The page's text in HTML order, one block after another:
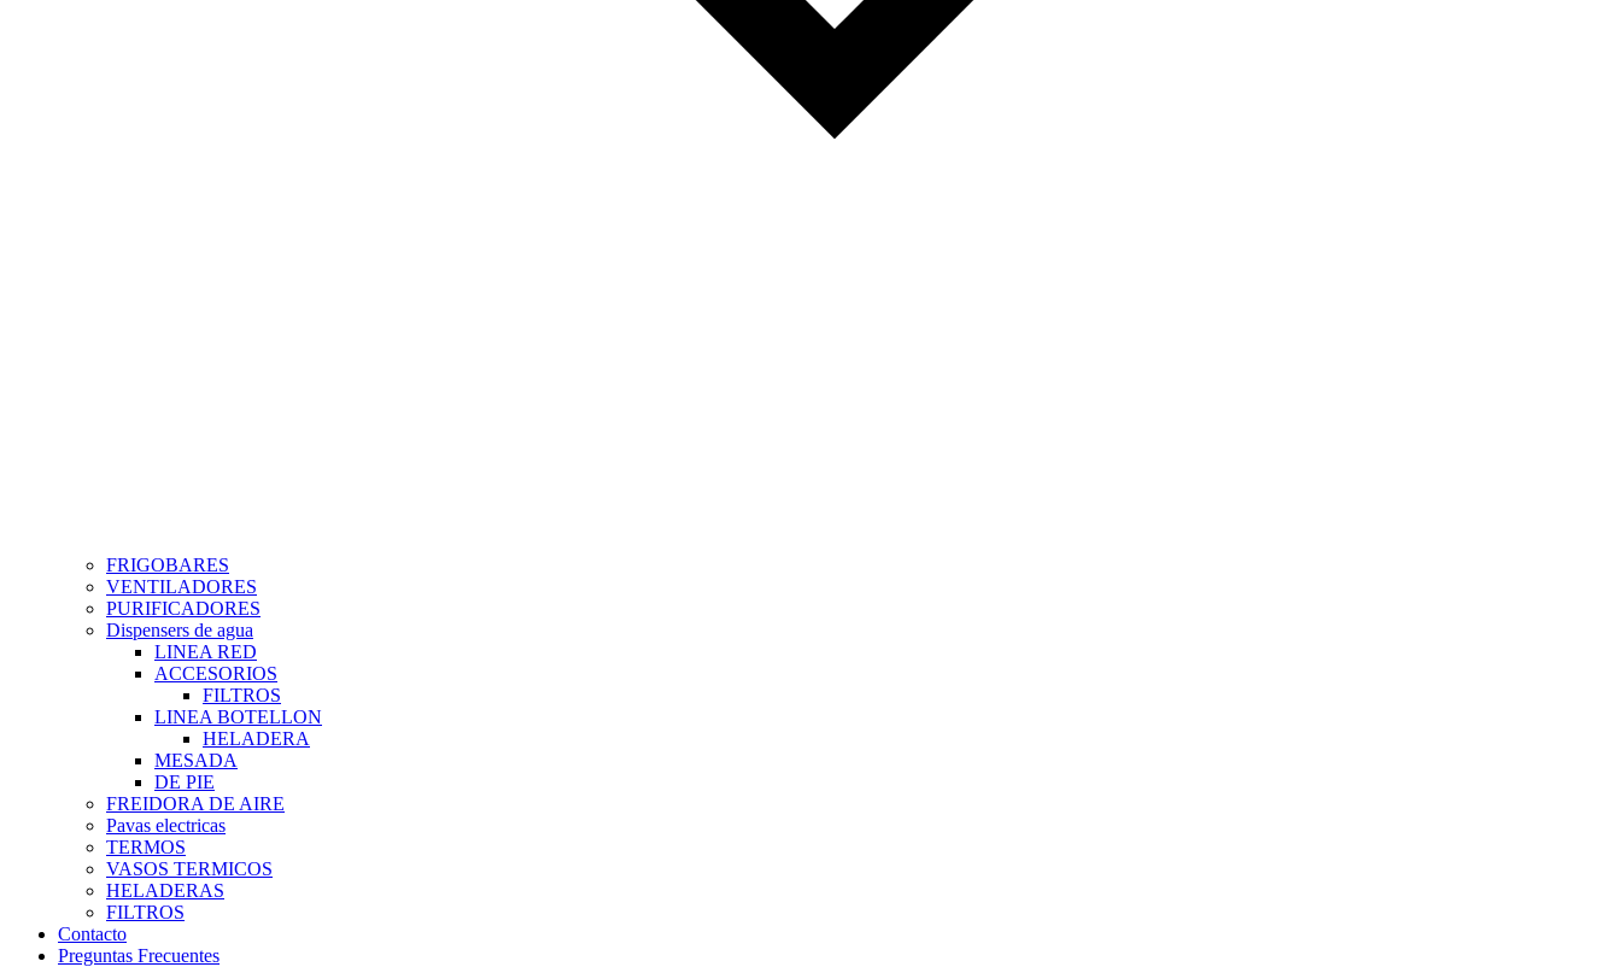
FRIGOBARES
VENTILADORES
PURIFICADORES
Dispensers de agua
LINEA RED
ACCESORIOS
FILTROS
LINEA BOTELLON
HELADERA
MESADA
DE PIE
FREIDORA DE AIRE
Pavas electricas
TERMOS
VASOS TERMICOS
HELADERAS
FILTROS
Contacto
Preguntas Frecuentes